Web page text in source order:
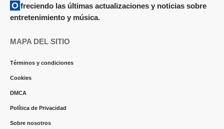
Ofreciendo las últimas actualizaciones y noticias sobre
entretenimiento y música.
MAPA DEL SITIO
Términos y condiciones
Cookies
DMCA
Política de Privacidad
Sobre nosotros